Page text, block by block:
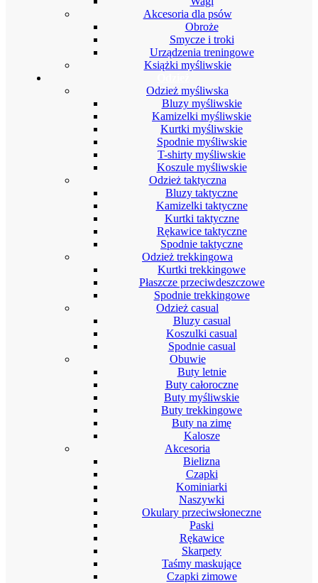
Akcesoria dla psów
Obroże
Smycze i troki
Urządzenia treningowe
Książki myśliwskie
Odzież myśliwska
Bluzy myśliwskie
Kamizelki myśliwskie
Kurtki myśliwskie
Spodnie myśliwskie
T-shirty myśliwskie
Koszule myśliwskie
Odzież taktyczna
Bluzy taktyczne
Kamizelki taktyczne
Kurtki taktyczne
Rękawice taktyczne
Spodnie taktyczne
Odzież trekkingowa
Kurtki trekkingowe
Płaszcze przeciwdeszczowe
Spodnie trekkingowe
Odzież casual
Bluzy casual
Koszulki casual
Spodnie casual
Obuwie
Buty letnie
Buty całoroczne
Buty myśliwskie
Buty trekkingowe
Buty na zimę
Kalosze
Akcesoria
Bielizna
Czapki
Kominiarki
Naszywki
Okulary przeciwsłoneczne
Paski
Rękawice
Skarpety
Taśmy maskujące
Czapki zimowe